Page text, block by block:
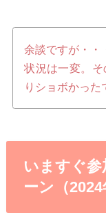
余談ですが・・
状況は一変。
りショボかった
いますぐ
ーン（2024